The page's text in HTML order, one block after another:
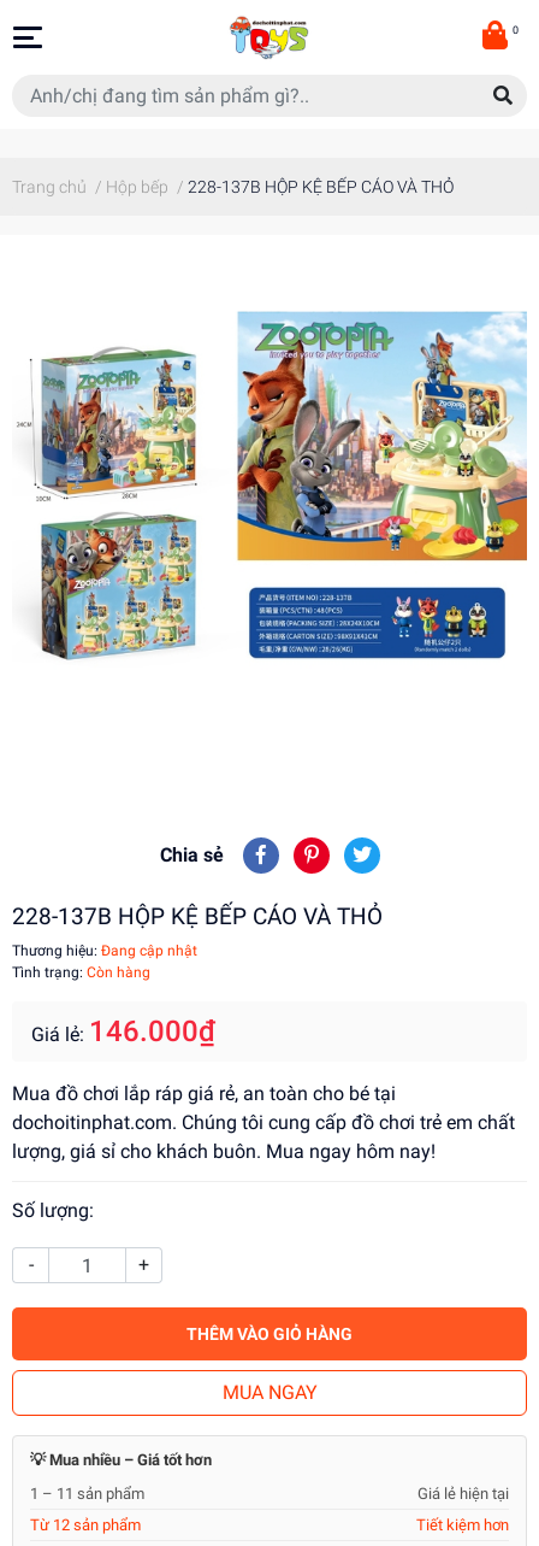
0
Trang chủ / Hộp bếp / 228-137B HỘP KỆ BẾP CÁO VÀ THỎ
Chia sẻ
228-137B HỘP KỆ BẾP CÁO VÀ THỎ
Thương hiệu: Đang cập nhật
Tình trạng: Còn hàng
Giá lẻ: 146.000₫
Mua đồ chơi lắp ráp giá rẻ, an toàn cho bé tại
dochoitinphat.com. Chúng tôi cung cấp đồ chơi trẻ em chất
lượng, giá sỉ cho khách buôn. Mua ngay hôm nay!
Số lượng:
- +
THÊM VÀO GIỎ HÀNG
MUA NGAY
💡 Mua nhiều – Giá tốt hơn
1 – 11 sản phẩm
Giá lẻ hiện tại
Từ 12 sản phẩm
Tiết kiệm hơn